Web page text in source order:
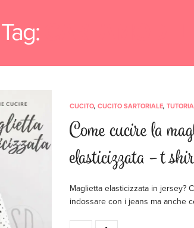
Tag:
CUCITO, CUCITO SARTORIALE,
Come cucire la
elasticizzata – t
Maglietta elasticizzata in jersey?
indossare con i jeans ma anche